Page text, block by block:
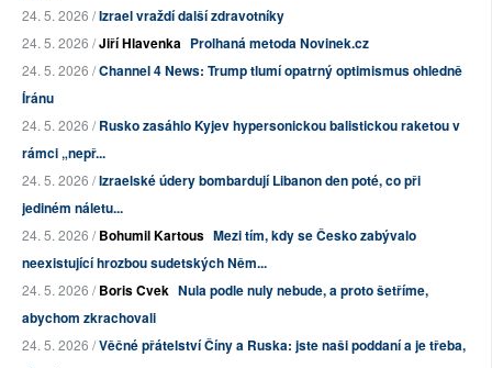
24. 5. 2026 /Izrael vraždí další zdravotníky
24. 5. 2026 /Jiří Hlavenka Prolhaná metoda Novinek.cz
24. 5. 2026 /Channel 4 News: Trump tlumí opatrný optimismus ohledně
Íránu
24. 5. 2026 /Rusko zasáhlo Kyjev hypersonickou balistickou raketou v
rámci „nepř...
24. 5. 2026 /Izraelské údery bombardují Libanon den poté, co při
jediném náletu...
24. 5. 2026 /Bohumil Kartous Mezi tím, kdy se Česko zabývalo
neexistující hrozbou sudetských Něm...
24. 5. 2026 /Boris Cvek Nula podle nuly nebude, a proto šetříme,
abychom zkrachovali
24. 5. 2026 /Věčné přátelství Číny a Ruska: jste naši poddaní a je třeba,